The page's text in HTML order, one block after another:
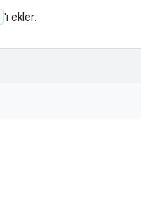
'ı ekler.